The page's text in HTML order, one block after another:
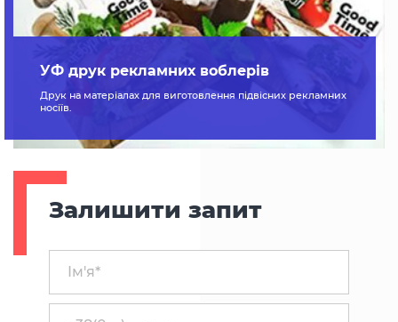
УФ друк рекламних воблерів
Друк на матеріалах для виготовлення підвісних рекламних
носіїв.
Залишити запит